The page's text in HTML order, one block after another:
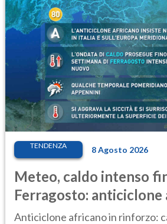
TENDENZA 8 Agosto 2026
Meteo, caldo intenso
Ferragosto: anticiclone
ancora protagonista
Anticiclone africano in rinforzo: